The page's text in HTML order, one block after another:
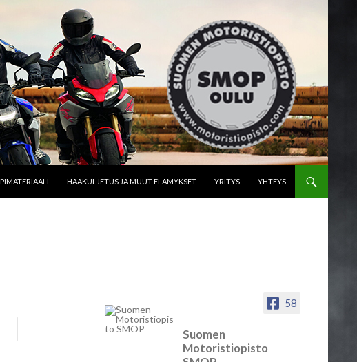
HÄÄKULJETUS JA MUUT ELÄMYKSET YRITYS YHTEYS
58
Suomen
Motoristiopisto